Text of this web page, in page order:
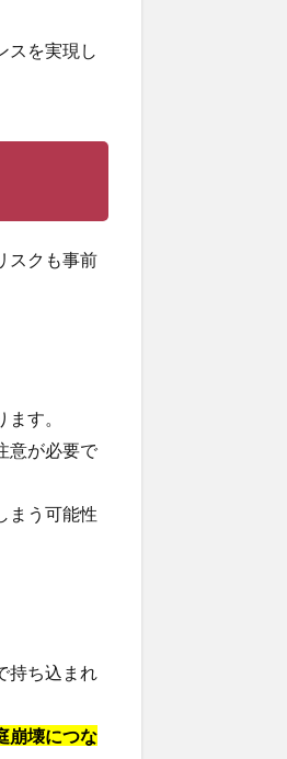
スを実現し
スクも事前
す。
意が必要で
まう可能性
持ち込まれ
崩壊につな